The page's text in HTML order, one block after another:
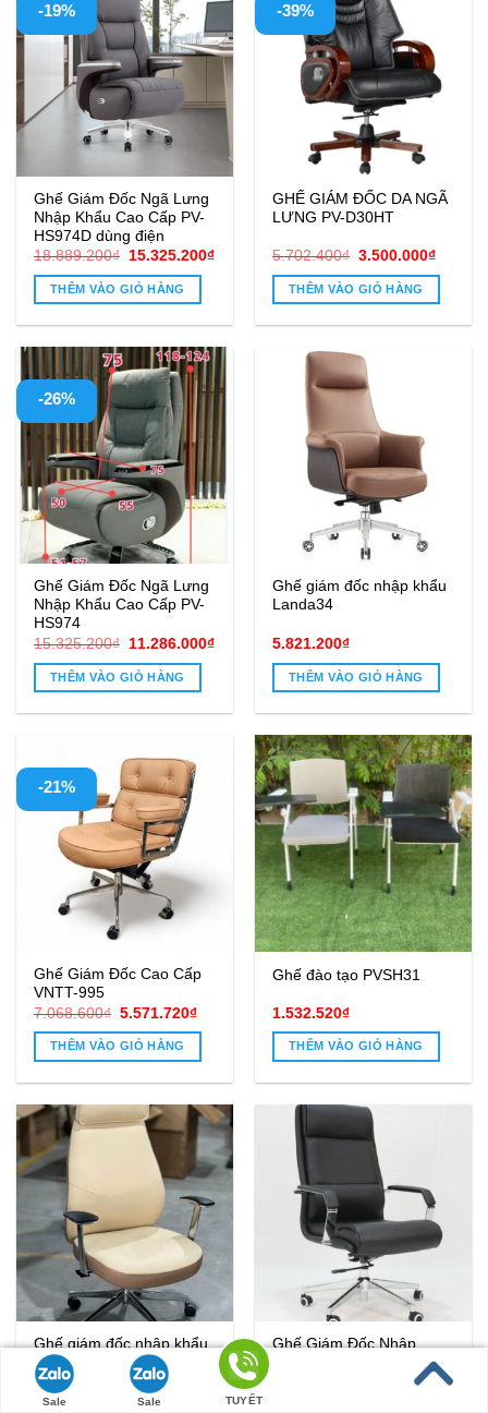
-19%
Ghế Giám Đốc Ngã Lưng
Nhập Khẩu Cao Cấp PV-
HS974D dùng điện
18.889.200₫ Giá
là:
18.889.200₫.
15.325.200₫Giá
THÊM VÀO GIỎ HÀNG
-39%
GHẾ GIÁM ĐỐC DA NGÃ
LƯNG PV-D30HT
5.702.400₫ Giá
là:
5.702.400₫.
3.500.000₫Giá
THÊM VÀO GIỎ HÀNG
-26%
Ghế Giám Đốc Ngã Lưng
Nhập Khẩu Cao Cấp PV-
HS974
15.325.200₫ Giá
là:
15.325.200₫.
11.286.000₫Giá
THÊM VÀO GIỎ HÀNG
Ghế giám đốc nhập khẩu
Landa34
5.821.200₫
THÊM VÀO GIỎ HÀNG
-21%
Ghế Giám Đốc Cao Cấp
VNTT-995
7.068.600₫ Giá
là:
7.068.600₫.
5.571.720₫Giá
THÊM VÀO GIỎ HÀNG
Ghế đào tạo PVSH31
1.532.520₫
THÊM VÀO GIỎ HÀNG
Ghế giám đốc nhập khẩu
PV-RB2186
Ghế Giám Đốc Nhập
Khẩu Hilen03 – Vừa Êm
Vừa Sang, Chuẩn Dành
Sale Sale TUYẾT